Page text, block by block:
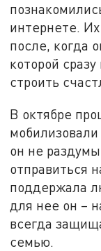
интернете.
после, когда
которой
строить
В октябре
он не
отправиться
поддержала
для нее он –
всегда
семью.